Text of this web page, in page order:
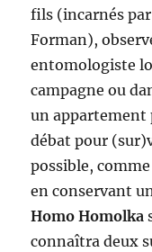
fils (incarnés
Forman),
entomologiste
campagne ou
un appartement
débat pour
possible,
en conservant
Homo Homolka
connaîtra deux